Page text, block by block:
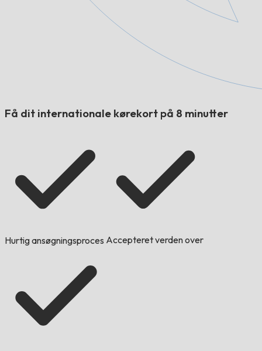
Få dit internationale kørekort på 8 minutter
Hurtig ansøgningsproces Accepteret verden over